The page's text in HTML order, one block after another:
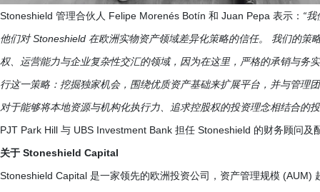
Stoneshield 管理合伙人 Felipe Morenés Botín 和 Juan Pepa 表示： “
他们对 Stoneshield 在欧洲实物资产领域差异化策略的信任。 我们的策
权、运营能力与企业复杂性交汇的领域，因为在这里，严格的承销与务
行这一策略：挖掘独家机会，围绕优质资产基础来扩展平台，并与管理
对于能够将本地资源与机构化执行力、追求控股权的投资理念相结合的
PJT Park Hill 与 UBS Investment Bank 担任 Stoneshield 的财务顾问及
关于 Stoneshield Capital
Stoneshield Capital 是一家领先的欧洲投资公司，资产管理规模